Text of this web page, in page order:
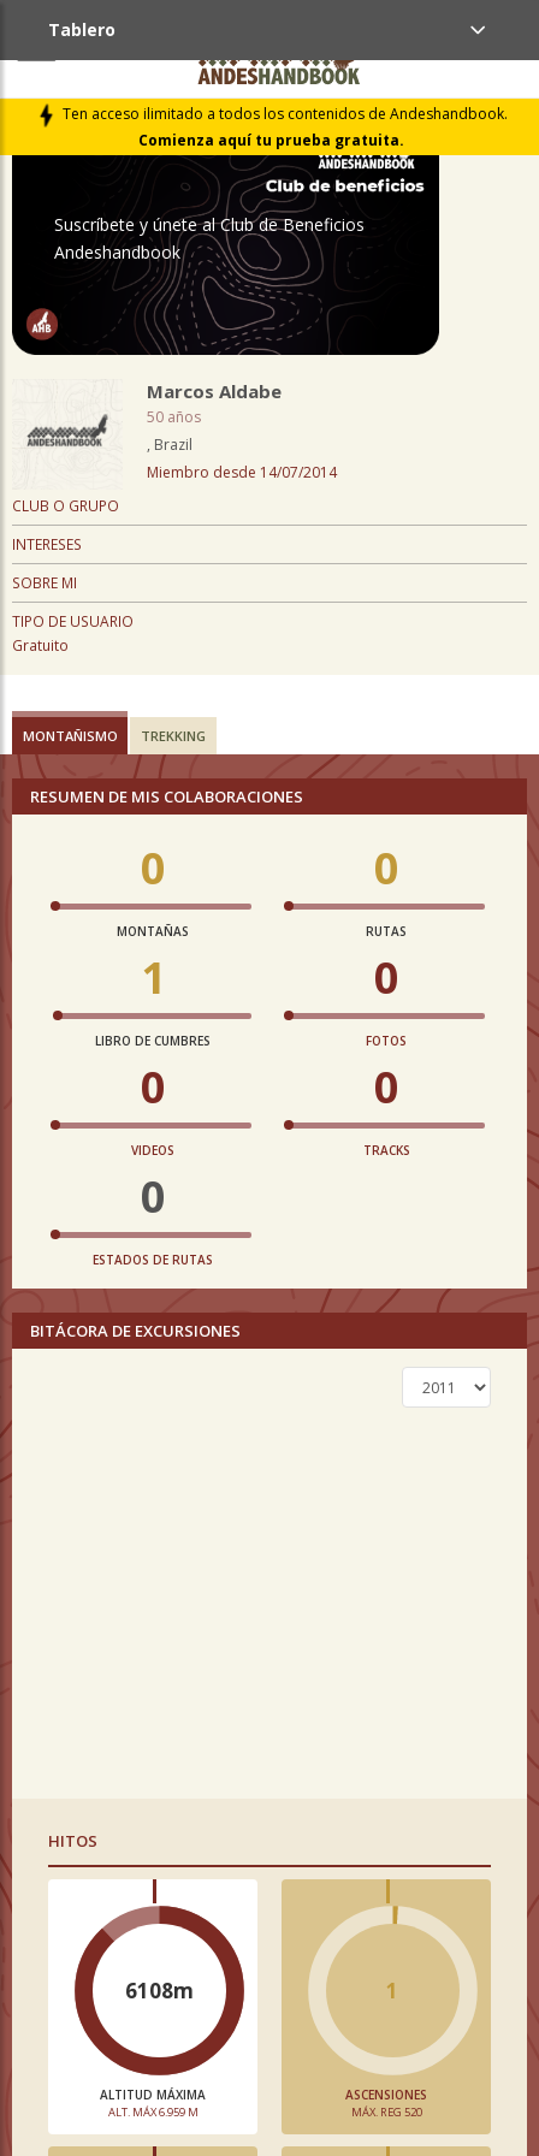
Ten acceso ilimitado a todos los contenidos de Andeshandbook.
Comienza aquí tu prueba gratuita.
Tablero
Suscríbete y únete al Club de Beneficios
Andeshandbook
Marcos Aldabe
50 años
, Brazil
Miembro desde 14/07/2014
CLUB O GRUPO
INTERESES
SOBRE MI
TIPO DE USUARIO
Gratuito
MONTAÑISMO TREKKING
RESUMEN DE MIS COLABORACIONES
0
MONTAÑAS
0
RUTAS
1
LIBRO DE CUMBRES
0
FOTOS
0
VIDEOS
0
TRACKS
0
ESTADOS DE RUTAS
BITÁCORA DE EXCURSIONES
HITOS
6108m
ALTITUD MÁXIMA
ALT. MÁX 6.959 M
1
ASCENSIONES
MÁX. REG 520